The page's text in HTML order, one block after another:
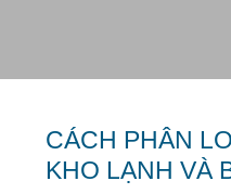
CÁCH PHÂN
KHO LẠNH VÀ